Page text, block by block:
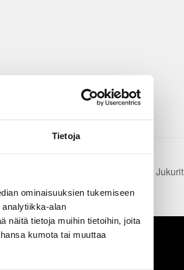
Tietoja
ominaisuuksien tukemiseen
alan
näitä tietoja muihin tietoihin, joita
kumota tai muuttaa
JYP – Jukurit